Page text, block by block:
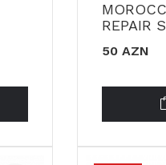
REPAIR
50 AZN